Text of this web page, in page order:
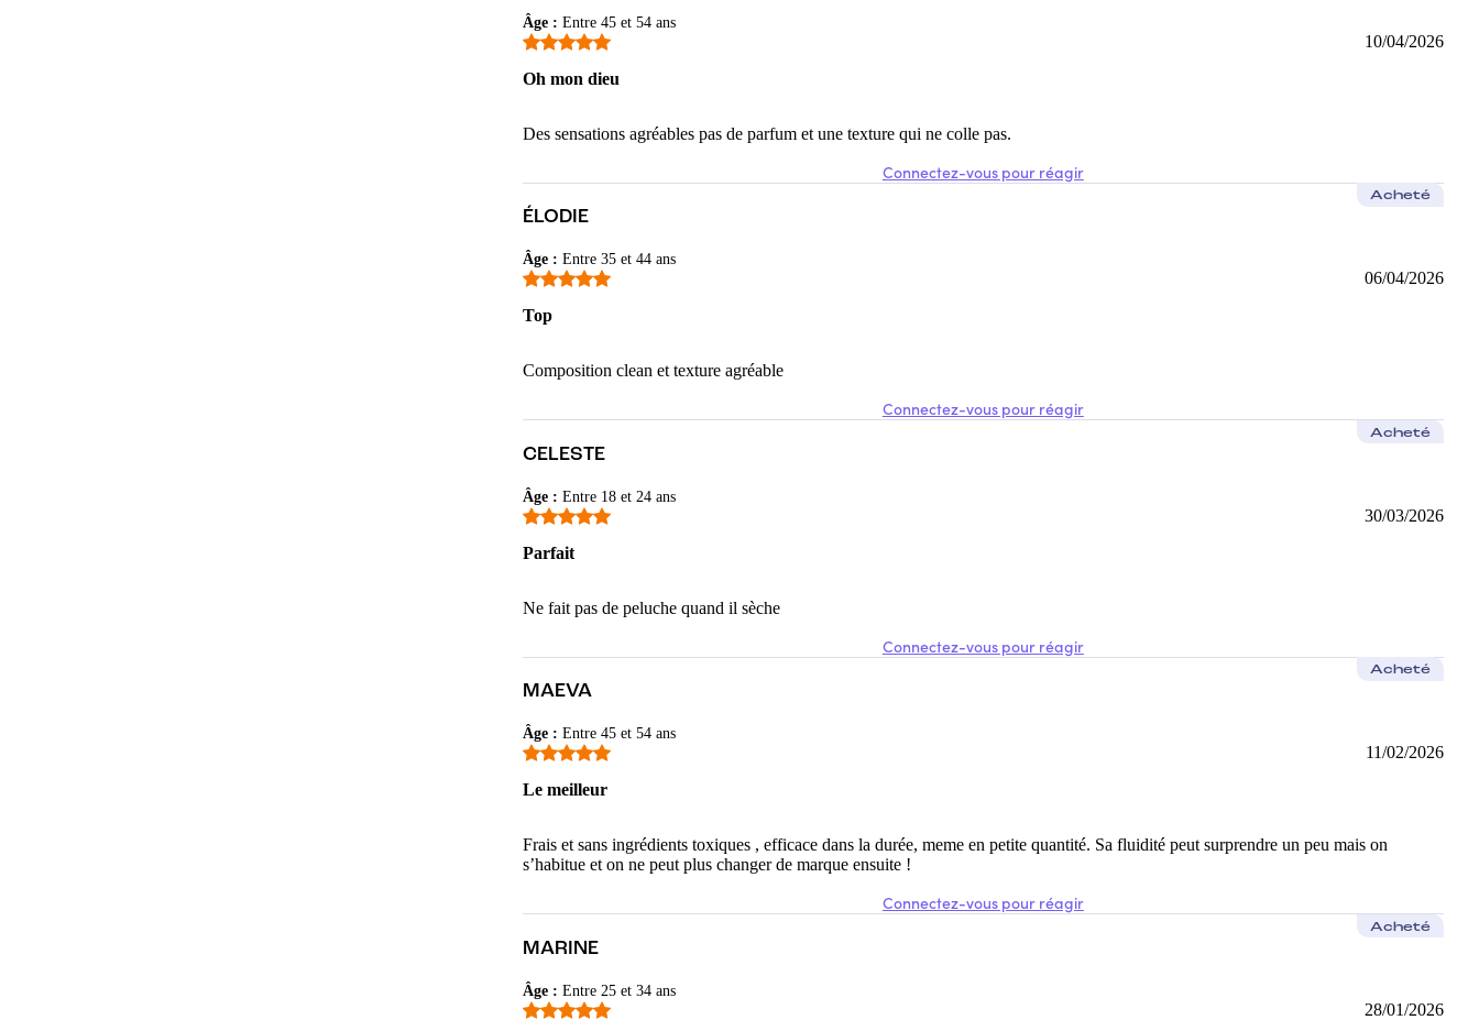
Parfait. Aucune irritation ni gêne avec ce produit. Je le recommande.
Adapté pour les sécheresses passagères sans déséquilibrer la flore vaginale
Âge: Entre 45 et 54 ans
10/04/2026
Oh mon dieu
Des sensations agréables pas de parfum et une texture qui ne colle pas.
Connectez-vous pour réagir
ÉLODIE
Âge: Entre 35 et 44 ans
Acheté
06/04/2026
Top
Composition clean et texture agréable
Connectez-vous pour réagir
CELESTE
Âge: Entre 18 et 24 ans
Acheté
30/03/2026
Parfait
Ne fait pas de peluche quand il sèche
Connectez-vous pour réagir
MAEVA
Âge: Entre 45 et 54 ans
Acheté
11/02/2026
Le meilleur
Frais et sans ingrédients toxiques , efficace dans la durée, meme en petite quantité. Sa fluidité peut surprendre un peu mais on
s’habitue et on ne peut plus changer de marque ensuite !
Connectez-vous pour réagir
MARINE
Âge: Entre 25 et 34 ans
Acheté
28/01/2026